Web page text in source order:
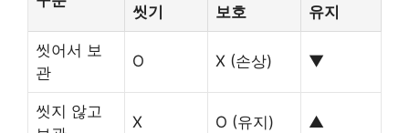
씻기
보호
유지
씻어서 보
관
O X (손상) ▼
씻지 않고
X O (유지) ▲